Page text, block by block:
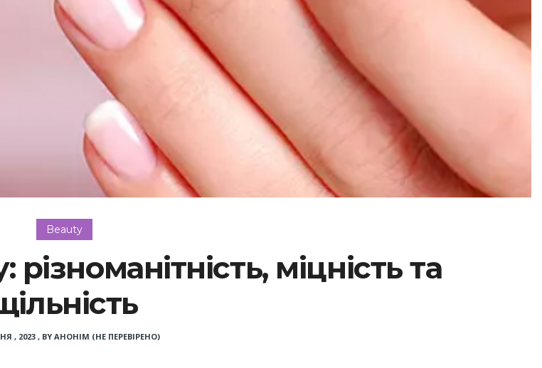
Beauty
міцність та
, 2023, BY АНОНІМ (НЕ ПЕРЕВІРЕНО)